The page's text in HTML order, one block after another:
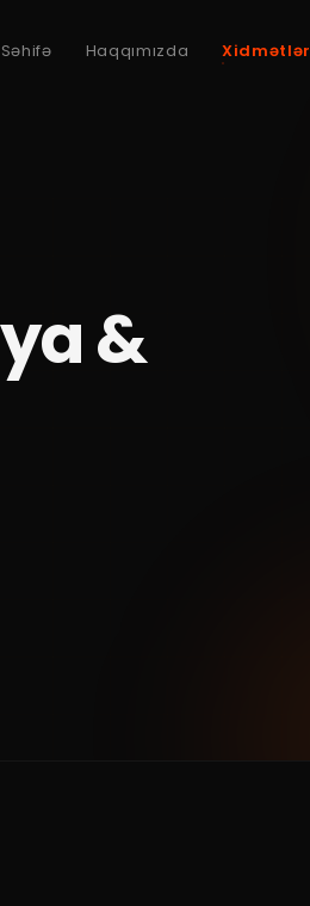
Haqqımızda Xidmətlər
&